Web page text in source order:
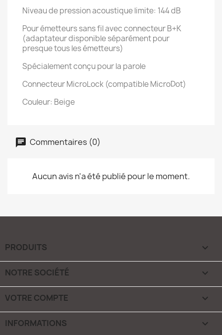
Niveau de pression acoustique limite: 144 dB
Pour émetteurs sans fil avec connecteur B+K
(adaptateur disponible séparément pour
presque tous les émetteurs)
Spécialement conçu pour la parole
Connecteur MicroLock (compatible MicroDot)
Couleur: Beige
Commentaires (0)
Aucun avis n'a été publié pour le moment.
PRODUITS 
NOTRE SOCIÉTÉ 
VOTRE COMPTE 
INFORMATIONS keyboard_arrow_down